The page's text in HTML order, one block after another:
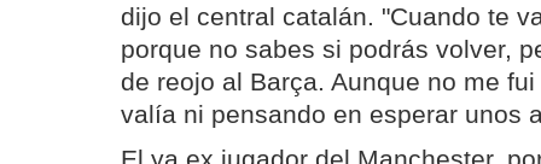
dijo el central catalán. "Cuando te
porque no sabes si podrás volver,
de reojo al Barça. Aunque no me
valía ni pensando en esperar unos